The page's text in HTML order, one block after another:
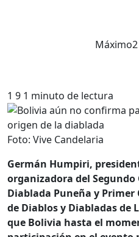
Máximo
1 9 1 minuto de lectura
Foto: Vive Candelaria
Germán Humpiri,
organizadora del Segundo
Diablada Puneña y
de Diablos y Diabladas
que Bolivia hasta el